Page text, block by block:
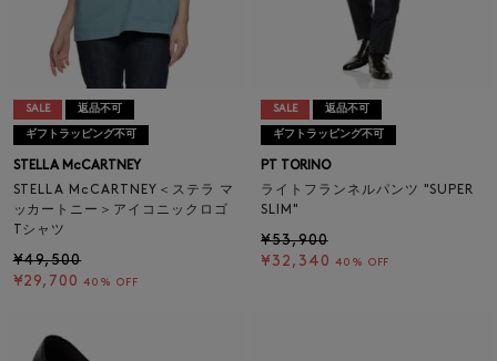
SALE 返品不可
ギフトラッピング不可
STELLA McCARTNEY
STELLA McCARTNEY＜ステラ マ
ッカートニー＞アイコニックロゴ
Tシャツ
¥49,500
¥29,700 40% OFF
SALE 返品不可
ギフトラッピング不可
PT TORINO
ライトフランネルパンツ "SUPER
SLIM"
¥53,900
¥32,340 40% OFF